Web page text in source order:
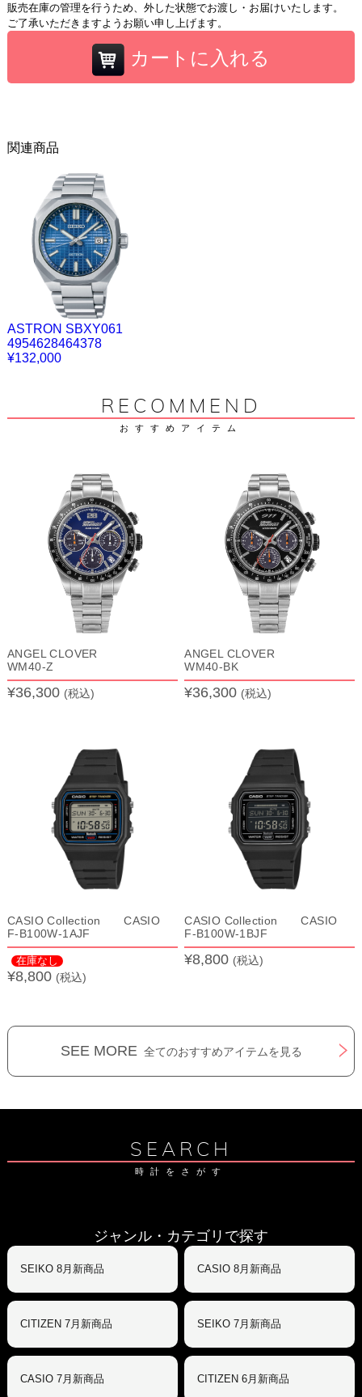
販売在庫の管理を行うため、外した状態でお渡し・お届けいたします。
ご了承いただきますようお願い申し上げます。
カートに入れる
関連商品
ASTRON SBXY061
4954628464378
¥132,000
RECOMMEND
おすすめアイテム
ANGEL CLOVER
WM40-Z
¥36,300 (税込)
ANGEL CLOVER
WM40-BK
¥36,300 (税込)
CASIO Collection CASIO
F-B100W-1AJF
在庫なし
¥8,800 (税込)
CASIO Collection CASIO
F-B100W-1BJF
¥8,800 (税込)
SEE MORE 全てのおすすめアイテムを見る
SEARCH
時計をさがす
ジャンル・カテゴリで探す
SEIKO 8月新商品 CASIO 8月新商品
CITIZEN 7月新商品 SEIKO 7月新商品
CASIO 7月新商品 CITIZEN 6月新商品